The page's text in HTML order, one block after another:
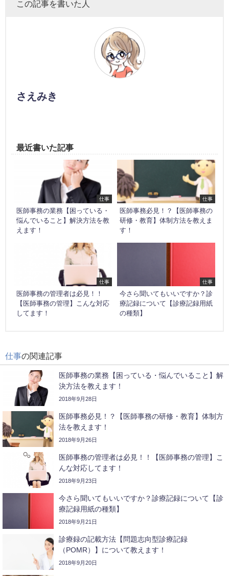
この記事を書いた人
さえみき
最近書いた記事
仕事
医師事務の業務【困っている・
悩んでいること】解決方法を教
えます！
仕事
医師事務必見！？【医師事務の
研修・教育】体制方法を教えま
す！
仕事
医師事務の管理者は必見！！
【医師事務の管理】こんな対応
してます！
仕事
今さら聞いてもいいですか？診
療記録について【診療記録用紙
の種類】
仕事の関連記事
医師事務の業務【困っている・悩んでいること】解
決方法を教えます！
2018年9月28日
医師事務必見！？【医師事務の研修・教育】体制方
法を教えます！
2018年9月26日
医師事務の管理者は必見！！【医師事務の管理】こ
んな対応してます！
2018年9月23日
今さら聞いてもいいですか？診療記録について【診
療記録用紙の種類】
2018年9月21日
診療録の記載方法【問題志向型診療記録
（POMR）】について教えます！
2018年9月20日